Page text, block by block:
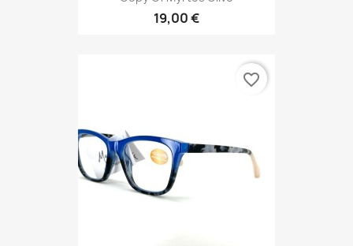
19,00 €
favorite_border